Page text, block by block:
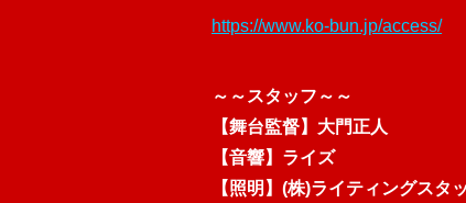
https://www.ko-bun.jp/access/
～～スタッフ～～
【舞台監督】大門正人
【音響】ライズ
【照明】(株)ライティングスタ